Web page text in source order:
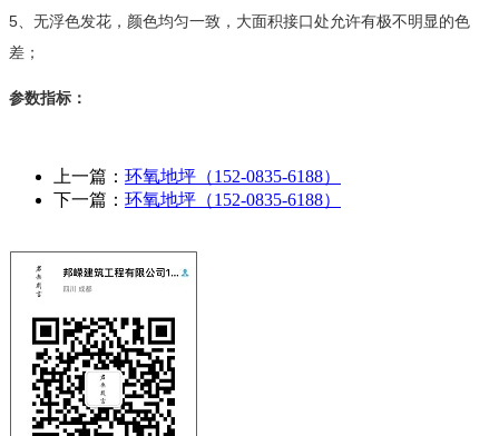
5、无浮色发花，颜色均匀一致，大面积接口处允许有极不明显的色
差；
参数指标：
上一篇： 环氧地坪（152-0835-6188）
下一篇： 环氧地坪（152-0835-6188）